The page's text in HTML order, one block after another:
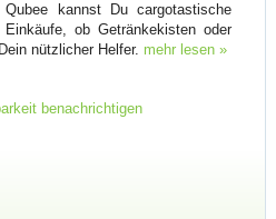
kannst Du cargotastische
ob Getränkekisten oder
nützlicher Helfer. mehr lesen »
benachrichtigen